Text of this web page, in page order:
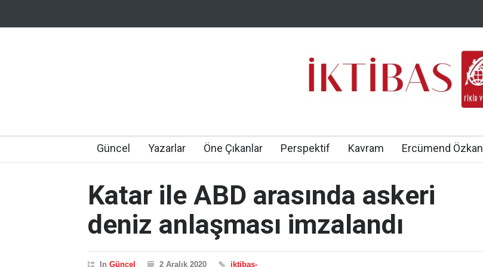
Güncel Yazarlar Öne Çıkanlar Perspektif Kavram Ercümend Özkan
Katar ile ABD arasında askeri
deniz anlaşması imzalandı
In Güncel 2 Aralık 2020 iktibas-